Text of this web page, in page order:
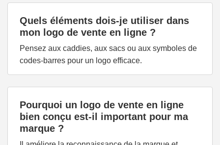
Quels éléments dois-je utiliser dans
mon logo de vente en ligne ?
Pensez aux caddies, aux sacs ou aux symboles de
codes-barres pour un logo efficace.
Pourquoi un logo de vente en ligne
bien conçu est-il important pour ma
marque ?